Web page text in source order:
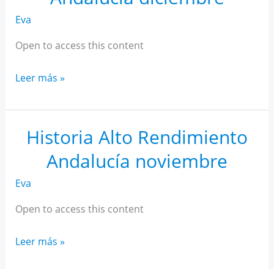
Eva
Open to access this content
Historia
Rendimiento
Andalucía
diciembre
Leer más »
Historia Alto Rendimiento
Andalucía noviembre
Eva
Open to access this content
Historia
Leer más »